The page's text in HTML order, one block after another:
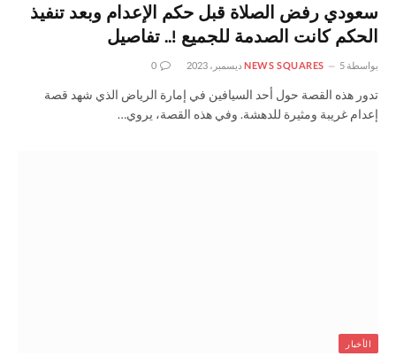
سعودي رفض الصلاة قبل حكم الإعدام وبعد تنفيذ
الحكم كانت الصدمة للجميع !.. تفاصيل
بواسطة NEWS SQUARES 5 ديسمبر، 2023 0
تدور هذه القصة حول أحد السيافين في إمارة الرياض الذي شهد قصة
إعدام غريبة ومثيرة للدهشة. وفي هذه القصة، يروي…
الأخبار